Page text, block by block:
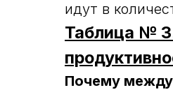
идут в
Таблица №
Почему